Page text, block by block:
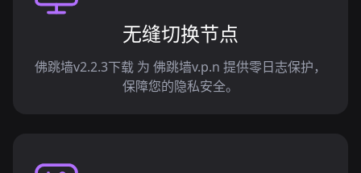
无缝切换节点
佛跳墙v2.2.3下载 为 佛跳墙v.p.n 提供零日志保护，
保障您的隐私安全。